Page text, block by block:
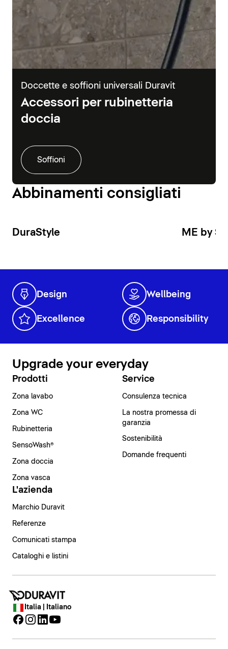
Doccette e soffioni universali Duravit
Accessori per rubinetteria
doccia
Soffioni
Abbinamenti consigliati
DuraStyle ME by
Design Wellbeing
Excellence Responsibility
Upgrade your everyday
Prodotti
Zona lavabo
Zona WC
Rubinetteria
SensoWash®
Zona doccia
Zona vasca
Service
Consulenza tecnica
La nostra promessa di
garanzia
Sostenibilità
Domande frequenti
L'azienda
Marchio Duravit
Referenze
Comunicati stampa
Cataloghi e listini
Italia | Italiano